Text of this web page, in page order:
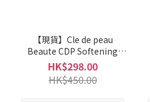
【現貨】Cle de peau
Beaute CDP Softening
Cleansing Foam (新版)
HK$298.00
HK$450.00